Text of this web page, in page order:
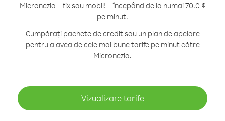
Micronezia – fix sau mobil! – începând de la numai 70.0 ¢
pe minut.
Cumpărați pachete de credit sau un plan de apelare
pentru a avea de cele mai bune tarife pe minut către
Micronezia.
Vizualizare tarife